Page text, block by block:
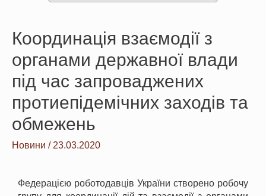
Координація взаємодії з
органами державної влади
під час запроваджених
протиепідемічних заходів та
обмежень
Новини / 23.03.2020
Федерацією роботодавців України створено робочу